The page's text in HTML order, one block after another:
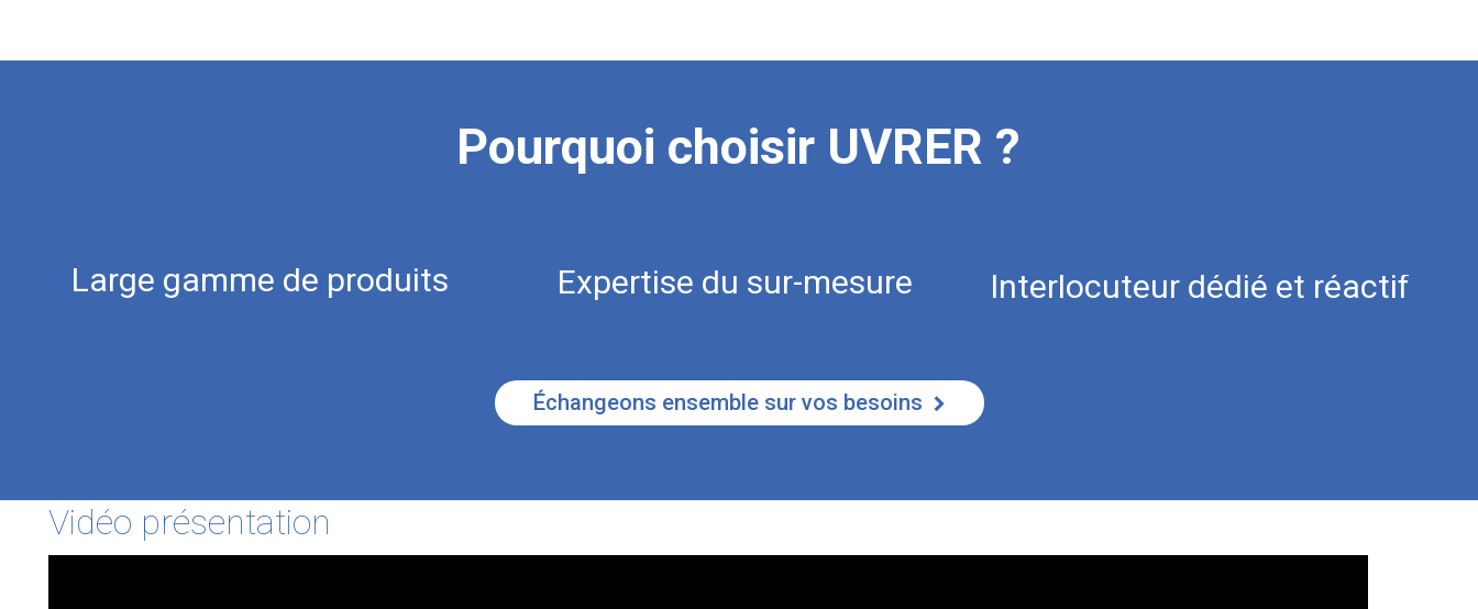
Large gamme de produits Expertise du sur-mesure Interlocuteur dédié et réactif
Pourquoi choisir UVRER ?
Échangeons ensemble sur vos besoins
Vidéo présentation